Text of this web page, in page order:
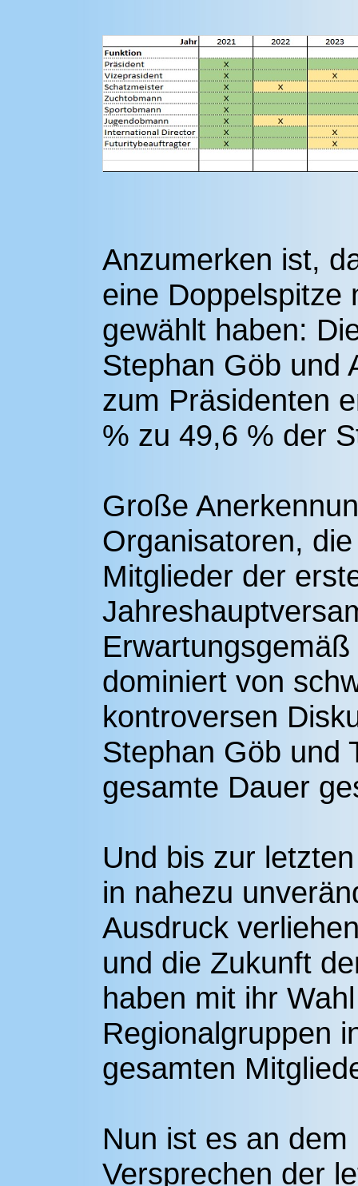
Anzumerken ist,
eine Doppelspitze
gewählt haben:
Stephan Göb und
zum Präsidenten
% zu 49,6 % der
Große
Organisatoren,
Mitglieder der
dominiert von
kontroversen
Stephan Göb und
gesamte Dauer
Und bis zur
in nahezu
Ausdruck
und die Zukunft
haben mit ihr
Regionalgruppen
gesamten
Nun ist es an
Versprechen der